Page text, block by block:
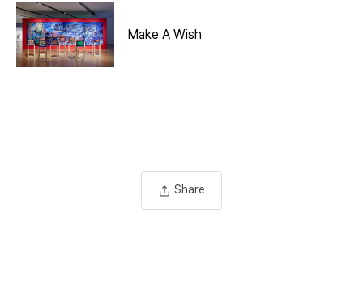
Make A Wish
Share